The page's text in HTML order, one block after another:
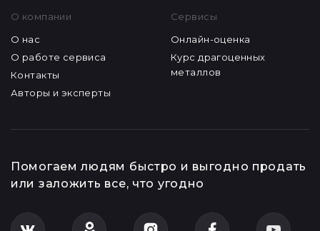
О компании
О нас
О работе сервиса
Контакты
Авторы и эксперты
Сервисы
Онлайн-оценка
Курс драгоценных
металлов
Помогаем людям быстро и выгодно продать
или заложить все, что угодно